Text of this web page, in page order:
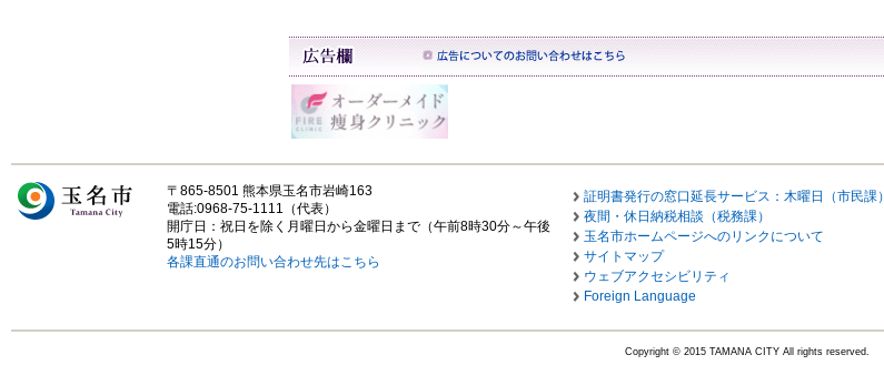
〒865-8501 熊本県玉名市岩崎163
電話:0968-75-1111（代表）
開庁日：祝日を除く月曜日から金曜日まで（午前8時30分～午後
5時15分）
各課直通のお問い合わせ先はこちら
証明書発行の窓口延長サービス：木曜日（市民課）
夜間・休日納税相談（税務課）
玉名市ホームページへのリンクについて
サイトマップ
ウェブアクセシビリティ
Foreign Language
Copyright © 2015 TAMANA CITY All rights reserved.